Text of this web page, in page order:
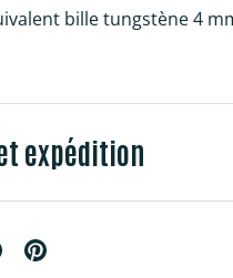
bille tungstène 4
expédition